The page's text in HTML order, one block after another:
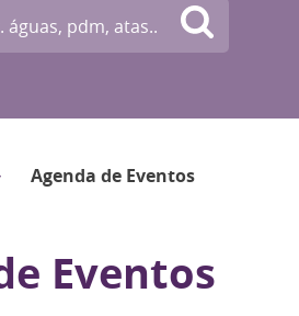
Agenda de Eventos
Eventos